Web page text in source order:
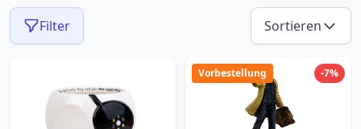
Filter Sortieren
-7%
Vorbestellung